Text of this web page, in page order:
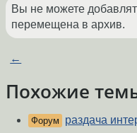
Вы не можете
перемещена в архив.
←
Похожие
Форум раздача